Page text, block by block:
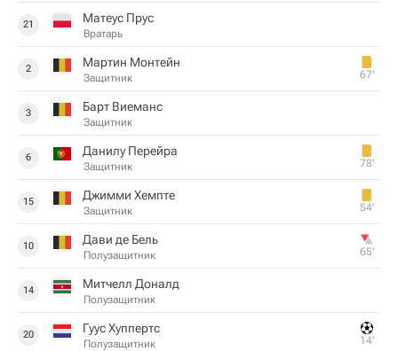
21 Матеус Прус
Вратарь
2 Мартин Монтейн
Защитник 67‎’‎
3 Барт Виеманс
Защитник
6 Данилу Перейра
Защитник 78‎’‎
15 Джимми Хемпте
Защитник 54‎’‎
10 Дави де Бель
Полузащитник 65‎’‎
14 Митчелл Доналд
Полузащитник
20 Гуус Хуппертс
Полузащитник 14‎’‎